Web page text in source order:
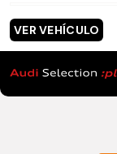
VER VEHÍCULO